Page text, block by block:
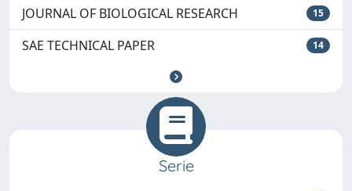
JOURNAL OF BIOLOGICAL RESEARCH 15
SAE TECHNICAL PAPER 14
Serie